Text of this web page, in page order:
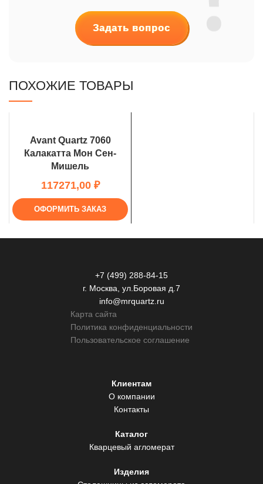
Задать вопрос
ПОХОЖИЕ ТОВАРЫ
Avant Quartz 7060
Калакатта Мон Сен-
Мишель
₽
ОФОРМИТЬ ЗАКАЗ
+7 (499) 288-84-15
г. Москва, ул.Боровая д.7
info@mrquartz.ru
Карта сайта
Политика конфиденциальности
Пользовательское соглашение
Клиентам
О компании
Контакты
Каталог
Кварцевый агломерат
Изделия